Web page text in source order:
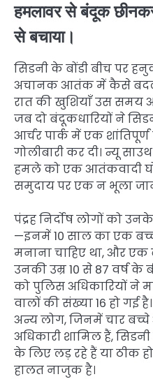
हमलावर से बंदूक
से बचाया।
सिडनी के बोंडी बीच पर
अचानक आतंक में कैसे बदल
रात की खुशियाँ उस
जब दो बंदूकधारियों ने
आर्चर पार्क में एक
गोलीबारी कर दी। न्यू
हमले को एक आतंकवादी
समुदाय पर एक न भूला जाने
पंद्रह निर्दोष लोगों को
—इनमें 10 साल का एक
मनाना चाहिए था, और एक
उनकी उम्र 10 से 87 वर्ष के
को पुलिस अधिकारियों ने
वालों की संख्या 16 हो गई
अन्य लोग, जिनमें चार
अधिकारी शामिल हैं,
के लिए लड़ रहे हैं या ठीक
हालत नाजुक है।